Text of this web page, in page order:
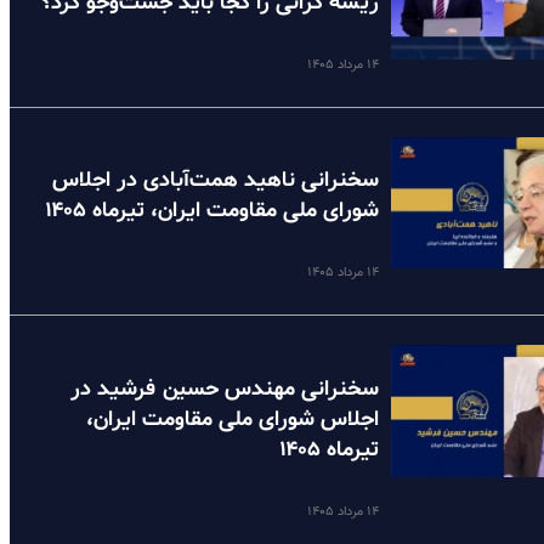
۱۴ مرداد ۱۴۰۵
سخنرانی ناهید همت‌آبادی در اجلاس
شورای ملی مقاومت ایران، تیرماه ۱۴۰۵
۱۴ مرداد ۱۴۰۵
سخنرانی مهندس حسین فرشید در
اجلاس شورای ملی مقاومت ایران،
تیرماه ۱۴۰۵
۱۴ مرداد ۱۴۰۵